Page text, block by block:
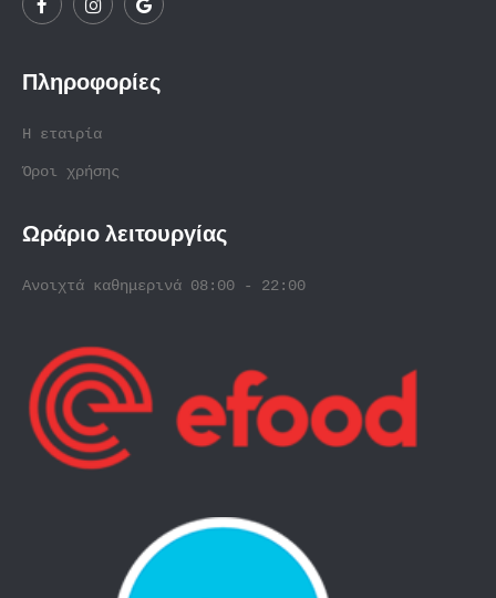
Πληροφορίες
Η εταιρία
Όροι χρήσης
Ωράριο λειτουργίας
Ανοιχτά καθημερινά 08:00 - 22:00